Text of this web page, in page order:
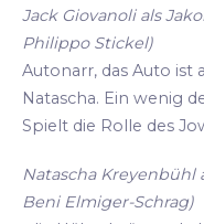
Jack Giovanoli als
Philippo Stickel)
Autonarr, das Auto ist
Natascha. Ein wenig
Spielt die Rolle des
Natascha Kreyenbühl
Beni Elmiger-Schrag)